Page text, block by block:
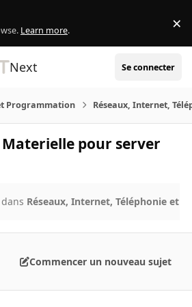
Learn more. ×
Next Se connecter
Programmation Réseaux, Internet,
pour server
dans Réseaux, Internet, Téléphonie et
Commencer un nouveau sujet